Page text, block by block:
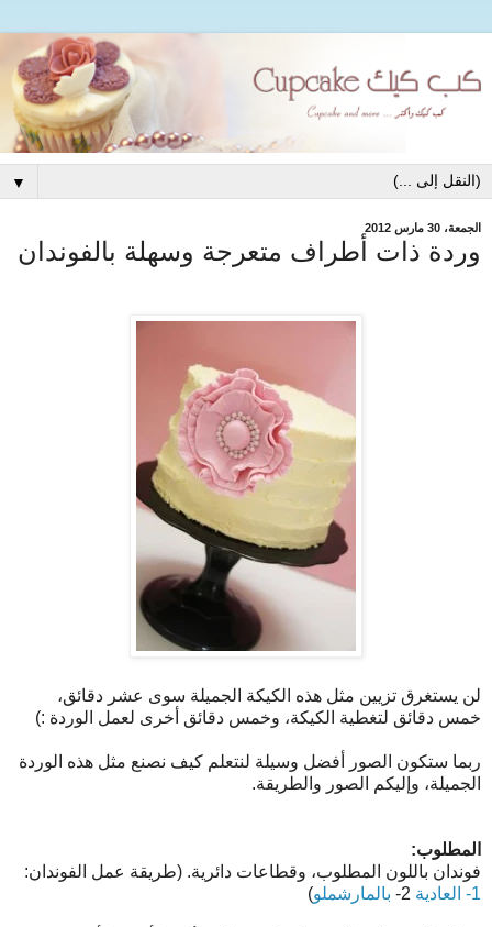
▼
الجمعة، 30 مارس 2012
وردة ذات أطراف متعرجة وسهلة بالفوندان
لن يستغرق تزيين مثل هذه الكيكة الجميلة سوى عشر دقائق،
خمس دقائق لتغطية الكيكة، وخمس دقائق أخرى لعمل الوردة :)
ربما ستكون الصور أفضل وسيلة لنتعلم كيف نصنع مثل هذه الوردة
الجميلة، وإليكم الصور والطريقة.
المطلوب:
فوندان باللون المطلوب، وقطاعات دائرية. (طريقة عمل الفوندان:
1- العادية
2- بالمارشملو)